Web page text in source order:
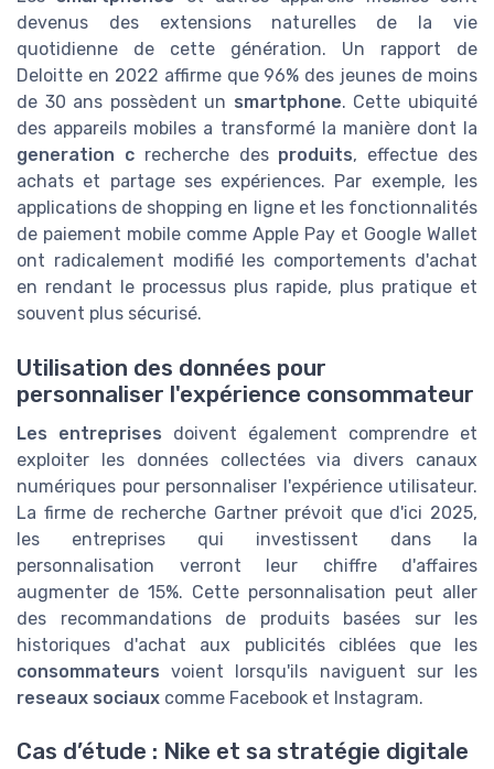
devenus des extensions naturelles de la vie
quotidienne de cette génération. Un rapport de
Deloitte en 2022 affirme que 96% des jeunes de moins
de 30 ans possèdent un smartphone. Cette ubiquité
des appareils mobiles a transformé la manière dont la
generation crecherche des produits, effectue des
achats et partage ses expériences. Par exemple, les
applications de shopping en ligne et les fonctionnalités
de paiement mobile comme Apple Pay et Google Wallet
ont radicalement modifié les comportements d'achat
en rendant le processus plus rapide, plus pratique et
souvent plus sécurisé.
Utilisation des données pour
personnaliser l'expérience consommateur
Les entreprises doivent également comprendre et
exploiter les données collectées via divers canaux
numériques pour personnaliser l'expérience utilisateur.
La firme de recherche Gartner prévoit que d'ici 2025,
les entreprises qui investissent dans la
personnalisation verront leur chiffre d'affaires
augmenter de 15%. Cette personnalisation peut aller
des recommandations de produits basées sur les
historiques d'achat aux publicités ciblées que les
consommateurs voient lorsqu'ils naviguent sur les
reseaux sociaux comme Facebook et Instagram.
Cas d’étude : Nike et sa stratégie digitale